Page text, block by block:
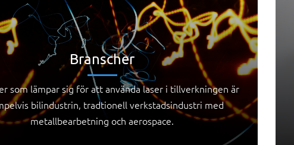
Branscher
som lämpar sig för att använda laser i tillverkningen är
bilindustrin, tradtionell verkstadsindustri med
metallbearbetning och aerospace.